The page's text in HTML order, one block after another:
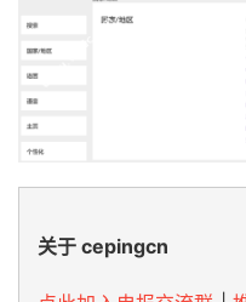
关于 cepingcn